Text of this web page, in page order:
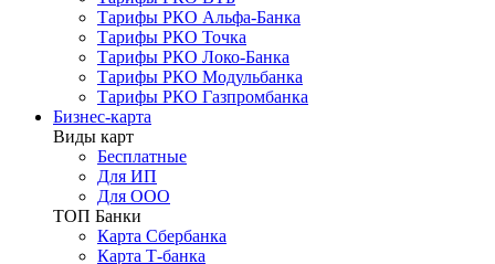
Тарифы РКО Альфа-Банка
Тарифы РКО Точка
Тарифы РКО Локо-Банка
Тарифы РКО Модульбанка
Тарифы РКО Газпромбанка
Бизнес-карта
Виды карт
Бесплатные
Для ИП
Для ООО
ТОП Банки
Карта Сбербанка
Карта Т-банка